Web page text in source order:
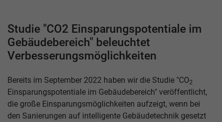
Studie "CO2 Einsparungspotentiale im
Gebäudebereich" beleuchtet
Verbesserungsmöglichkeiten
Bereits im September 2022 haben wir die Studie "CO2
Einsparungspotentiale im Gebäudebereich" veröffentlicht,
die große Einsparungsmöglichkeiten aufzeigt, wenn bei
den Sanierungen auf intelligente Gebäudetechnik gesetzt